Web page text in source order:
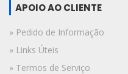
APOIO AO CLIENTE
» Pedido de Informação
» Links Úteis
» Termos de Serviço